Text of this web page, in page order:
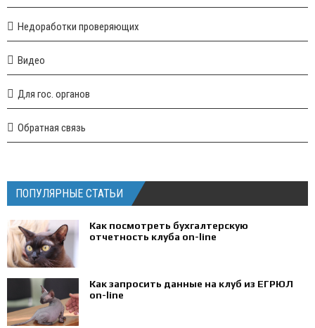
Недоработки проверяющих
Видео
Для гос. органов
Обратная связь
ПОПУЛЯРНЫЕ СТАТЬИ
Как посмотреть бухгалтерскую
отчетность клуба on-line
Как запросить данные на клуб из ЕГРЮЛ
on-line